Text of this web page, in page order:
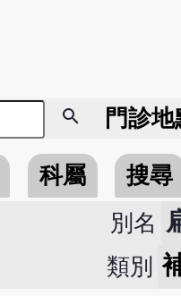
search 門診地
科屬 搜尋
別名
類別